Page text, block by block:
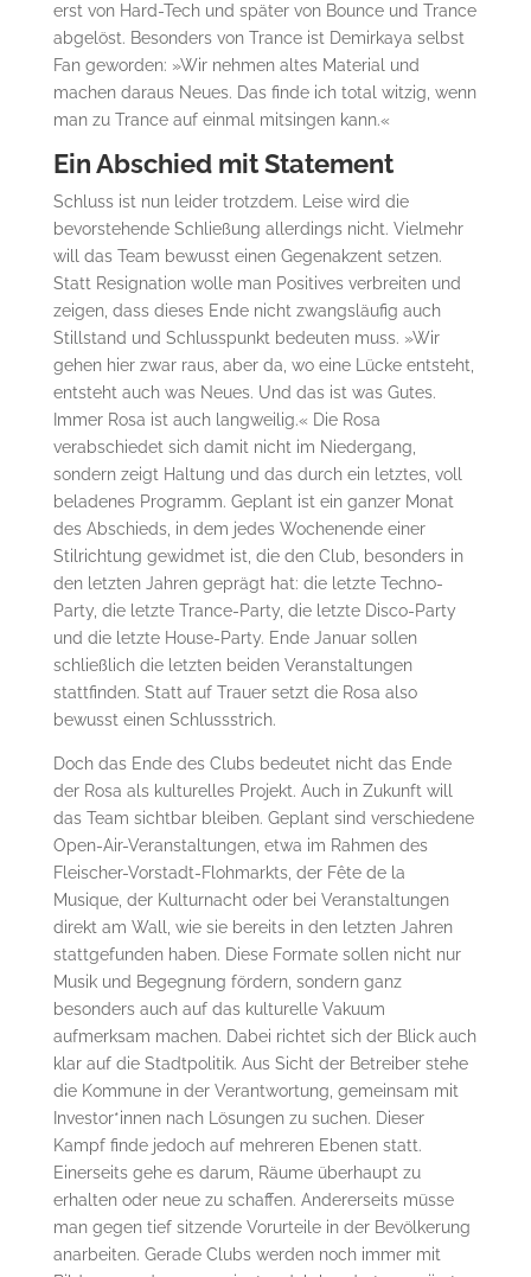
erst von Hard-Tech und später von Bounce und Trance
abgelöst. Besonders von Trance ist Demirkaya selbst
Fan geworden: »Wir nehmen altes Material und
machen daraus Neues. Das finde ich total witzig, wenn
man zu Trance auf einmal mitsingen kann.«
Ein Abschied mit Statement
Schluss ist nun leider trotzdem. Leise wird die
bevorstehende Schließung allerdings nicht. Vielmehr
will das Team bewusst einen Gegenakzent setzen.
Statt Resignation wolle man Positives verbreiten und
zeigen, dass dieses Ende nicht zwangsläufig auch
Stillstand und Schlusspunkt bedeuten muss. »Wir
gehen hier zwar raus, aber da, wo eine Lücke entsteht,
entsteht auch was Neues. Und das ist was Gutes.
Immer Rosa ist auch langweilig.« Die Rosa
verabschiedet sich damit nicht im Niedergang,
sondern zeigt Haltung und das durch ein letztes, voll
beladenes Programm. Geplant ist ein ganzer Monat
des Abschieds, in dem jedes Wochenende einer
Stilrichtung gewidmet ist, die den Club, besonders in
den letzten Jahren geprägt hat: die letzte Techno-
Party, die letzte Trance-Party, die letzte Disco-Party
und die letzte House-Party. Ende Januar sollen
schließlich die letzten beiden Veranstaltungen
stattfinden. Statt auf Trauer setzt die Rosa also
bewusst einen Schlussstrich.
Doch das Ende des Clubs bedeutet nicht das Ende
der Rosa als kulturelles Projekt. Auch in Zukunft will
das Team sichtbar bleiben. Geplant sind verschiedene
Open-Air-Veranstaltungen, etwa im Rahmen des
Fleischer-Vorstadt-Flohmarkts, der Fête de la
Musique, der Kulturnacht oder bei Veranstaltungen
direkt am Wall, wie sie bereits in den letzten Jahren
stattgefunden haben. Diese Formate sollen nicht nur
Musik und Begegnung fördern, sondern ganz
besonders auch auf das kulturelle Vakuum
aufmerksam machen. Dabei richtet sich der Blick auch
klar auf die Stadtpolitik. Aus Sicht der Betreiber stehe
die Kommune in der Verantwortung, gemeinsam mit
Investor*innen nach Lösungen zu suchen. Dieser
Kampf finde jedoch auf mehreren Ebenen statt.
Einerseits gehe es darum, Räume überhaupt zu
erhalten oder neue zu schaffen. Andererseits müsse
man gegen tief sitzende Vorurteile in der Bevölkerung
anarbeiten. Gerade Clubs werden noch immer mit